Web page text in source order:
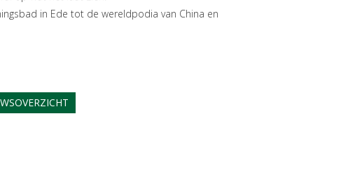
in Ede tot de wereldpodia van China en